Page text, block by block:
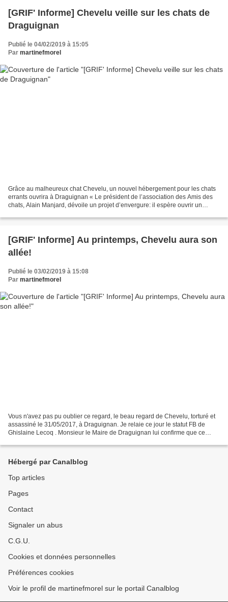
[GRIF' Informe] Chevelu veille sur les chats de
Draguignan
Publié le 04/02/2019 à 15:05
Par martinefmorel
Grâce au malheureux chat Chevelu, un nouvel hébergement pour les chats
errants ouvrira à Draguignan « Le président de l’association des Amis des
chats, Alain Manjard, dévoile un projet d’envergure: il espère ouvrir un
[GRIF' Informe] Au printemps, Chevelu aura son
allée!
Publié le 03/02/2019 à 15:08
Par martinefmorel
Vous n'avez pas pu oublier ce regard, le beau regard de Chevelu, torturé et
assassiné le 31/05/2017, à Draguignan. Je relaie ce jour le statut FB de
Ghislaine Lecoq . Monsieur le Maire de Draguignan lui confirme que ce
Hébergé par Canalblog
Top articles
Pages
Contact
Signaler un abus
C.G.U.
Cookies et données personnelles
Préférences cookies
Voir le profil de martinefmorel sur le portail Canalblog